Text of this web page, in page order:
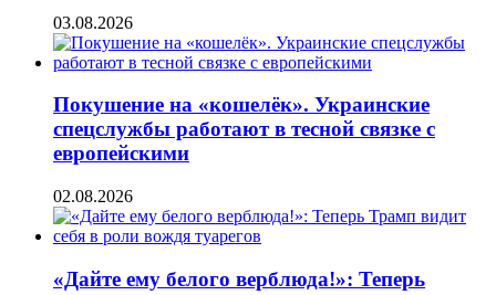
03.08.2026
Покушение на «кошелёк». Украинские
спецслужбы работают в тесной связке с
европейскими
02.08.2026
«Дайте ему белого верблюда!»: Теперь